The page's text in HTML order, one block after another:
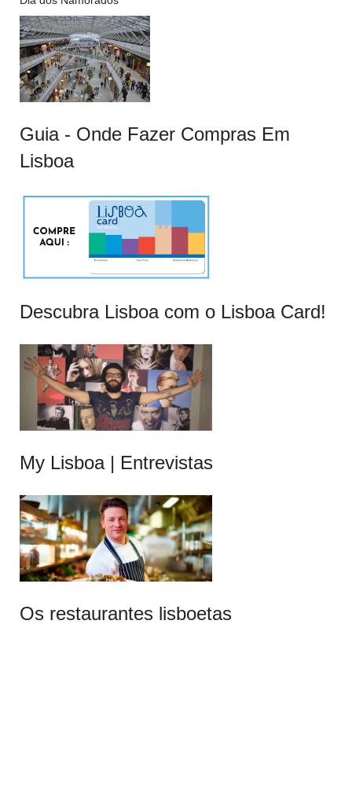
Guia - Onde Fazer Compras Em
Lisboa
Descubra Lisboa com o Lisboa Card!
My Lisboa | Entrevistas
Os restaurantes lisboetas